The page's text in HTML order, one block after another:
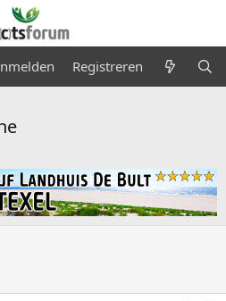
Registreren